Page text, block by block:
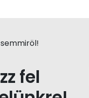
fel